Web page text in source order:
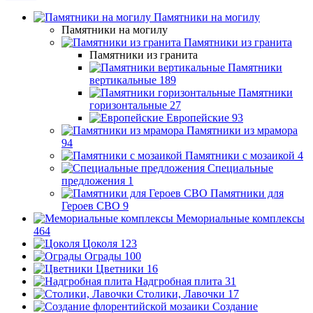
Памятники на могилу
Памятники на могилу
Памятники из гранита
Памятники из гранита
Памятники
вертикальные 189
Памятники
горизонтальные 27
Европейские 93
Памятники из мрамора
94
Памятники с мозаикой 4
Специальные
предложения 1
Памятники для
Героев СВО 9
Мемориальные комплексы
464
Цоколя 123
Ограды 100
Цветники 16
Надгробная плита 31
Столики, Лавочки 17
Создание